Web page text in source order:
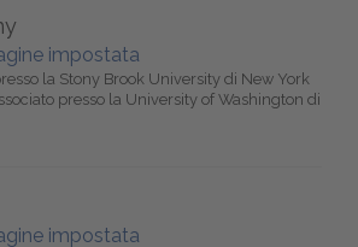
la Stony Brook University di New York
presso la University of Washington di